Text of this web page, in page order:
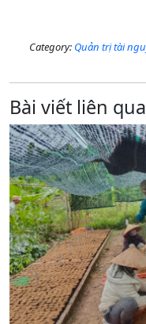
Category: Quản trị tài
Bài viết liên